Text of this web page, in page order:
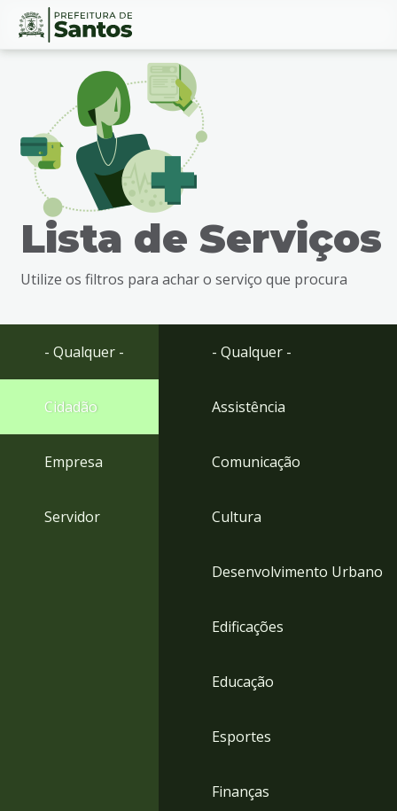
Ir
busca
Ir
rodapé
Conteúdo
Lista de Serviços
Utilize os filtros para achar o serviço que procura
- Qualquer -
Cidadão
Empresa
Servidor
- Qualquer -
Assistência
Comunicação
Cultura
Desenvolvimento Urbano
Edificações
Educação
Esportes
Finanças